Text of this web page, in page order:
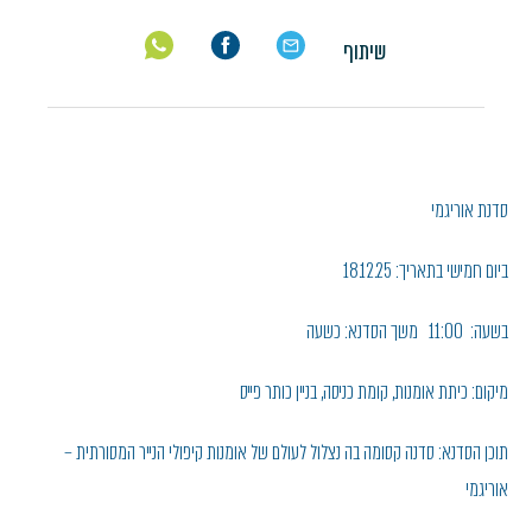
שיתוף
סדנת אוריגמי
ביום חמישי בתאריך: 18.12.25
בשעה: 11:00 משך הסדנא: כשעה
מיקום: כיתת אומנות, קומת כניסה, בניין כותר פייס
תוכן הסדנא: סדנה קסומה בה נצלול לעולם של אומנות קיפולי הנייר המסורתית –
אוריגמי